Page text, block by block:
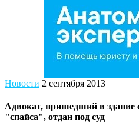
Новости 2 сентября 2013
Адвокат, пришедший в здание
"спайса", отдан под суд